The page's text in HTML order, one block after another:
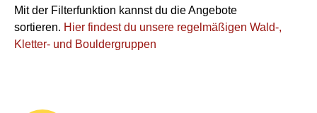
Mit der Filterfunktion kannst du die Angebote
sortieren. Hier findest du unsere regelmäßigen Wald-,
Kletter- und Bouldergruppen